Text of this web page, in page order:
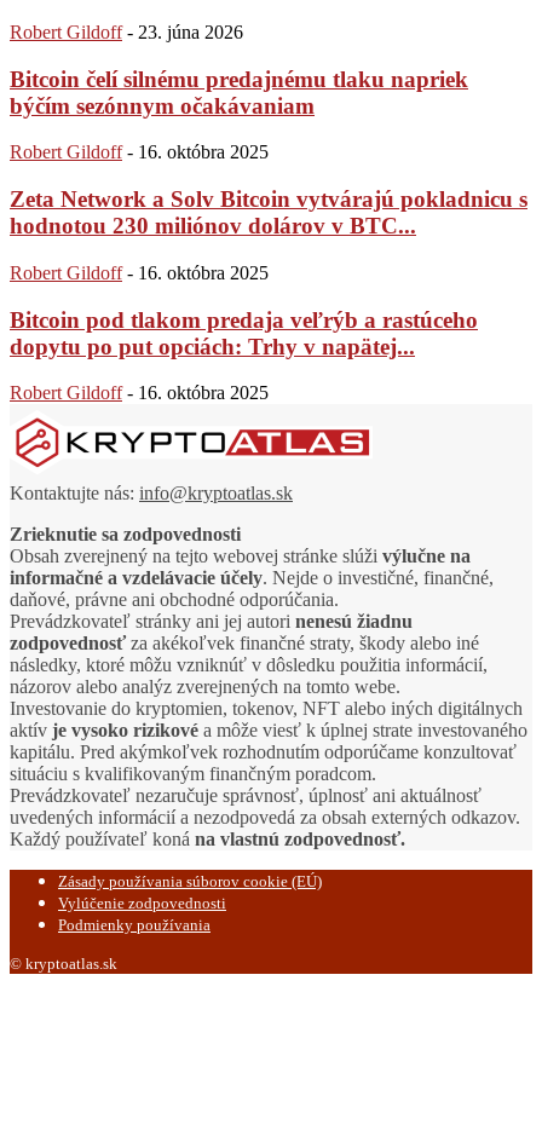
Robert Gildoff - 23. júna 2026
Bitcoin čelí silnému predajnému tlaku napriek
býčím sezónnym očakávaniam
Robert Gildoff - 16. októbra 2025
Zeta Network a Solv Bitcoin vytvárajú pokladnicu s
hodnotou 230 miliónov dolárov v BTC...
Robert Gildoff - 16. októbra 2025
Bitcoin pod tlakom predaja veľrýb a rastúceho
dopytu po put opciách: Trhy v napätej...
Robert Gildoff - 16. októbra 2025
Kontaktujte nás: info@kryptoatlas.sk
Zrieknutie sa zodpovednosti
Obsah zverejnený na tejto webovej stránke slúži výlučne na
informačné a vzdelávacie účely. Nejde o investičné, finančné,
daňové, právne ani obchodné odporúčania.
Prevádzkovateľ stránky ani jej autori nenesú žiadnu
zodpovednosťza akékoľvek finančné straty, škody alebo iné
následky, ktoré môžu vzniknúť v dôsledku použitia informácií,
názorov alebo analýz zverejnených na tomto webe.
Investovanie do kryptomien, tokenov, NFT alebo iných digitálnych
aktív je vysoko rizikové a môže viesť k úplnej strate investovaného
kapitálu. Pred akýmkoľvek rozhodnutím odporúčame konzultovať
situáciu s kvalifikovaným finančným poradcom.
Prevádzkovateľ nezaručuje správnosť, úplnosť ani aktuálnosť
uvedených informácií a nezodpovedá za obsah externých odkazov.
Každý používateľ koná na vlastnú zodpovednosť.
Zásady používania súborov cookie (EÚ)
Vylúčenie zodpovednosti
Podmienky používania
© kryptoatlas.sk